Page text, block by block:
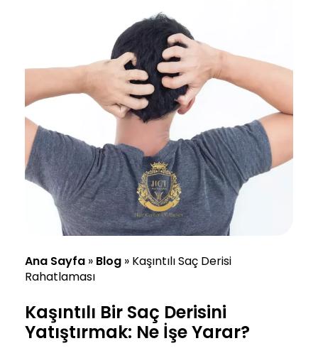
Ana Sayfa » Blog » Kaşıntılı Saç Derisi
Rahatlaması
Kaşıntılı Bir Saç Derisini
Yatıştırmak: Ne İşe Yarar?